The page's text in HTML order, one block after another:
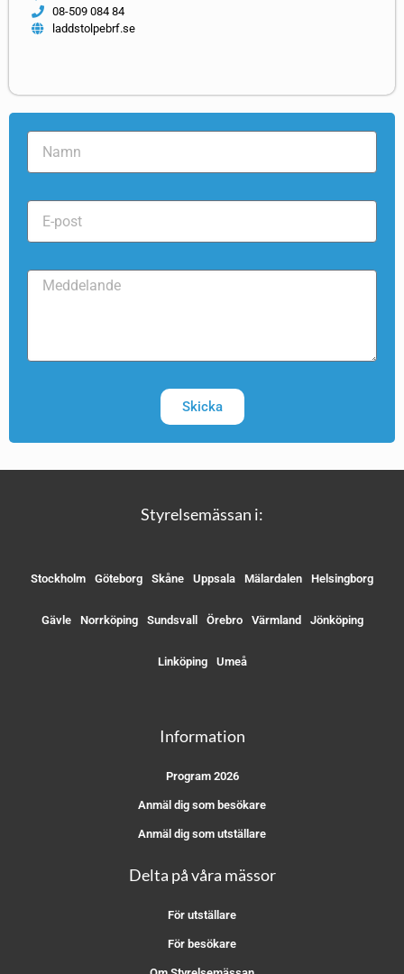
08-509 084 84
laddstolpebrf.se
Skicka
Styrelsemässan i:
Stockholm Göteborg Skåne Uppsala Mälardalen Helsingborg
Gävle Norrköping Sundsvall Örebro Värmland Jönköping
Linköping Umeå
Information
Program 2026
Anmäl dig som besökare
Anmäl dig som utställare
Delta på våra mässor
För utställare
För besökare